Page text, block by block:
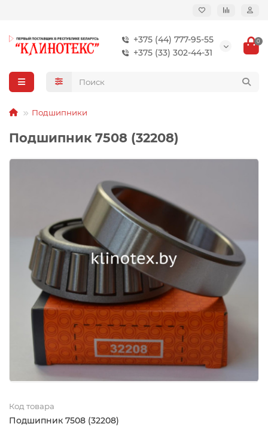
+375 (44) 777-95-55
+375 (33) 302-44-31
0
Подшипники
Подшипник 7508 (32208)
Код товара
Подшипник 7508 (32208)